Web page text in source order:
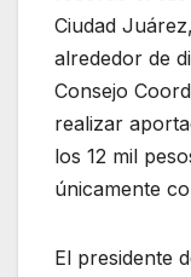
Ciudad
alrededor de
Consejo
realizar
los 12 mil
únicamente
El presidente